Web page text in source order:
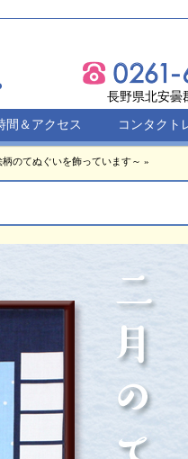
長野県北安曇
間＆アクセス コンタクト
のてぬぐいを飾っています～ »